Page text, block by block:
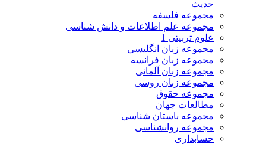
حدیث
مجموعه فلسفه
مجموعه علم اطلاعات و دانش شناسی
علوم تربیتی 1
مجموعه زبان انگلیسی
مجموعه زبان فرانسه
مجموعه زبان آلمانی
مجموعه زبان روسی
مجموعه حقوق
مطالعات جهان
مجموعه باستان شناسی
مجموعه روانشناسی
حسابداری